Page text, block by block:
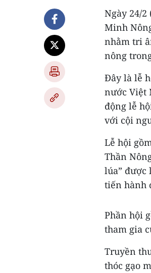
Ngày 24/
Minh
nhằm tri
nông
Đây là lễ
nước Việt
động lễ
với cội
Lễ hội
Thần
lúa” được
tiến hành
Phần hội
tham gia
Truyền
thóc gạo